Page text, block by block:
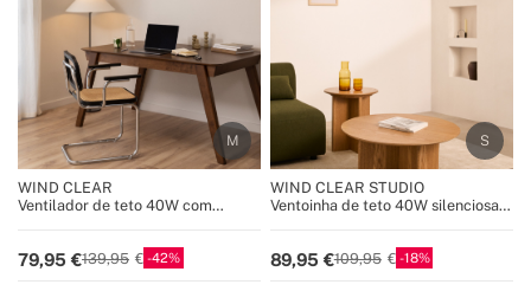
WIND CLEAR
Ventilador de teto 40W com
79,95 139,95 42
WIND CLEAR STUDIO
Ventoinha de teto 40W silenciosa
89,95 109,95 18